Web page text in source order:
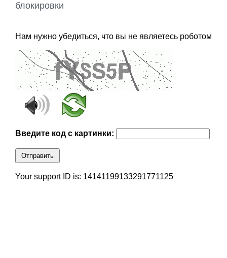
блокировки
Нам нужно убедиться, что вы не являетесь роботом
Введите код с картинки:
Отправить
Your support ID is: 14141199133291771125